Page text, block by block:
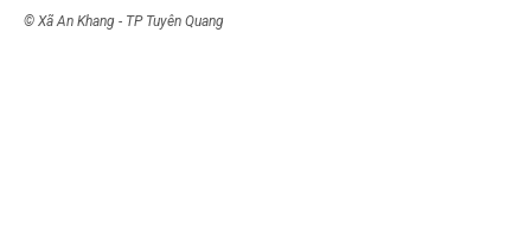
© Xã An Khang - TP Tuyên Quang